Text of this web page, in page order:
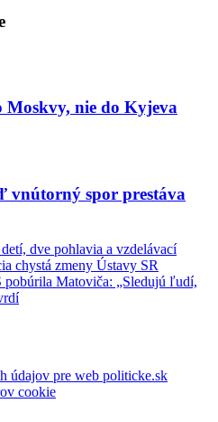
nie do Kyjeva
vnútorný spor prestáva
dve pohlavia a vzdelávací
chystá zmeny Ústavy SR
pobúrila Matoviča: „Sledujú ľudí,
údajov pre web politicke.sk
cookie